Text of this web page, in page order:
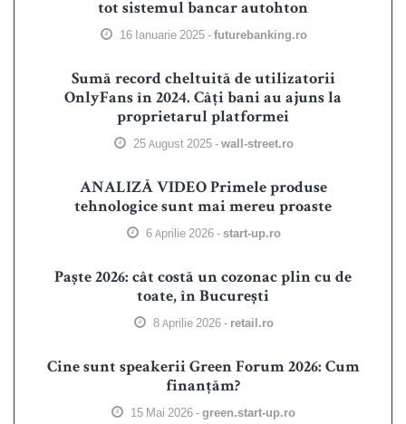
tot sistemul bancar autohton
16 Ianuarie 2025 -futurebanking.ro
Sumă record cheltuită de utilizatorii
OnlyFans în 2024. Câți bani au ajuns la
proprietarul platformei
25 August 2025 -wall-street.ro
ANALIZĂ VIDEO Primele produse
tehnologice sunt mai mereu proaste
6 Aprilie 2026 -start-up.ro
Paște 2026: cât costă un cozonac plin cu de
toate, în București
8 Aprilie 2026 - retail.ro
Cine sunt speakerii Green Forum 2026: Cum
finanțăm?
15 Mai 2026 -green.start-up.ro